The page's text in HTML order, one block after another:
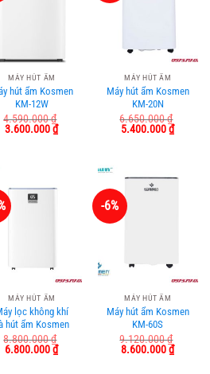
MÁY HÚT ẨM
hút ẩm Kosmen
KM-12W
4.590.000₫
Giá
3.600.000₫Giá
hiện
3.600.000 ₫.
MÁY HÚT ẨM
Máy hút ẩm Kosmen
KM-20N
6.650.000₫
Giá
5.400.000₫Giá
hiện
MÁY HÚT ẨM
lọc không khí
hút ẩm Kosmen
KM-30N
8.800.000₫
Giá
6.800.000₫Giá
hiện
-6%
MÁY HÚT ẨM
Máy hút ẩm Kosmen
KM-60S
9.120.000₫
Giá
8.600.000₫Giá
hiện